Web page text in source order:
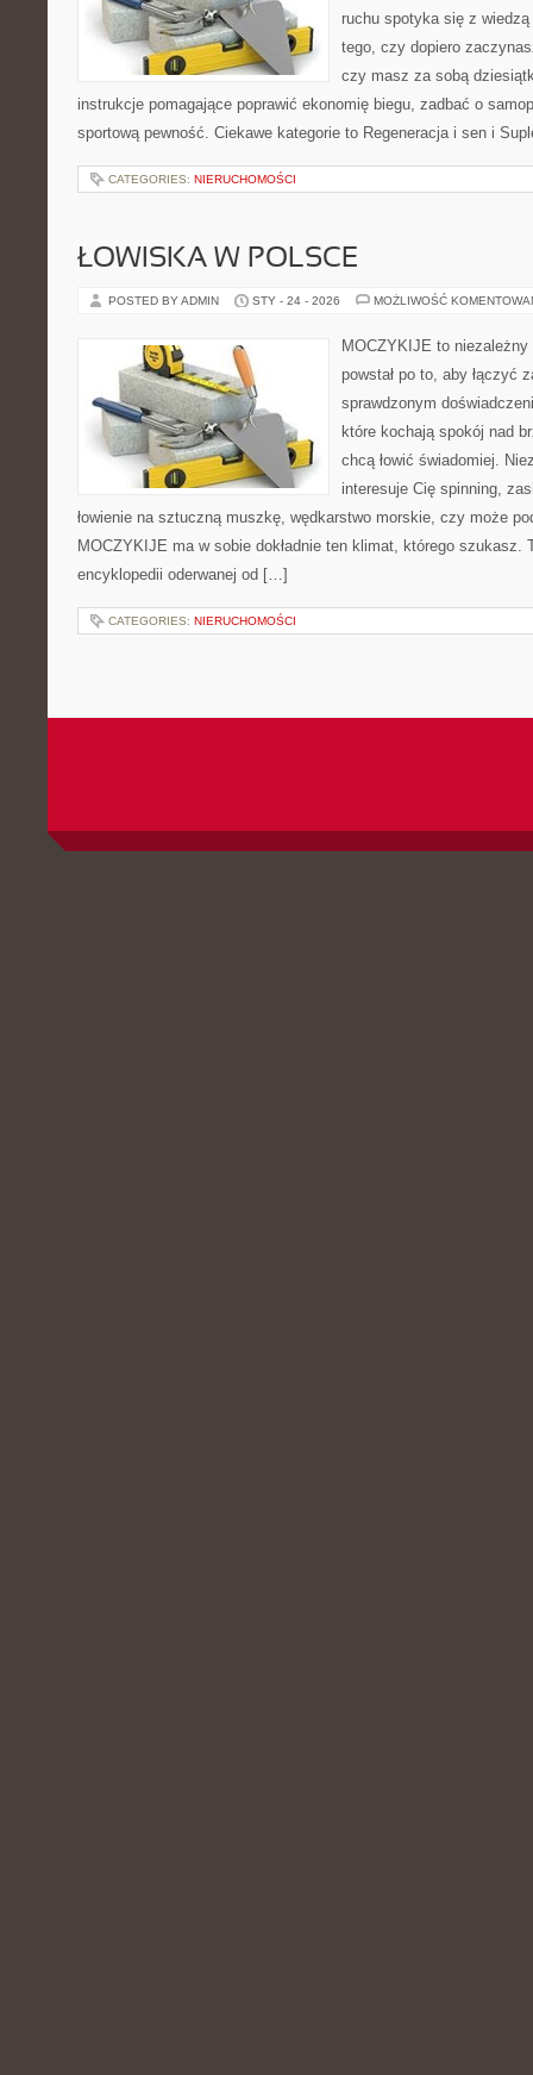
ruchu spotyka się z
tego, czy dopiero
czy masz za sobą
instrukcje pomagające poprawić ekonomię biegu, zadbać o
sportową pewność. Ciekawe kategorie to Regeneracja i sen i
CATEGORIES: NIERUCHOMOŚCI
ŁOWISKA W POLSCE
POSTED BY ADMIN STY - 24 - 2026 MOŻLIWOŚĆ
MOCZYKIJE to
powstał po to, aby łączyć
sprawdzonym
które kochają spokój nad
chcą łowić świadomiej.
interesuje Cię spinning,
łowienie na sztuczną muszkę, wędkarstwo morskie, czy może
MOCZYKIJE ma w sobie dokładnie ten klimat, którego szukasz.
encyklopedii oderwanej od […]
CATEGORIES: NIERUCHOMOŚCI